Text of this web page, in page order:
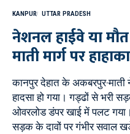
KANPUR UTTAR PRADESH
नेशनल हाईवे या
माती मार्ग पर
कानपुर देहात के अकबरपुर-माती
हादसा हो गया। गड्ढों से भरी
ओवरलोड डंपर खाई में पलट
सड़क के दावों पर गंभीर सवाल